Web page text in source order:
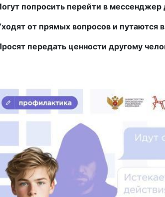
попросить перейти в
от прямых вопросов и путаются
передать ценности другому